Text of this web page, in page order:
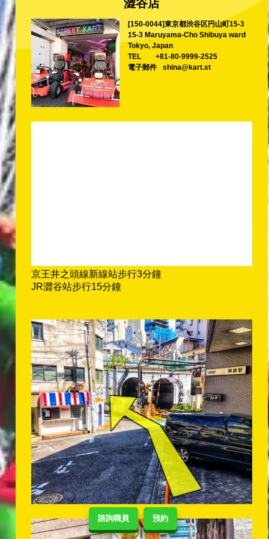
諮詢職員 預約
澀谷店
[150-0044]東京都渋谷区円山町15-3
15-3 Maruyama-Cho Shibuya ward
Tokyo, Japan
TEL
+81-80-9999-2525
電子郵件
shina@kart.st
京王井之頭線新線站步行3分鐘
JR澀谷站步行15分鐘